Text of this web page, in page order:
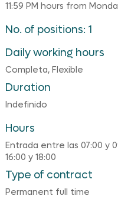
11:59 PM hours from
No. of positions: 1
Daily working hours
Completa, Flexible
Duration
Indefinido
Hours
Entrada entre las 07:00 y
16:00 y 18:00
Type of contract
Permanent full time